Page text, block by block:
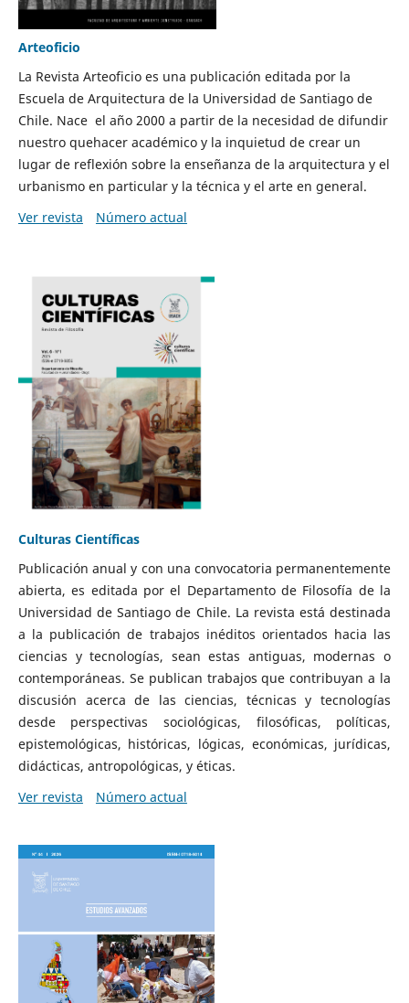
Arteoficio
La Revista Arteoficio es una publicación editada por la
Escuela de Arquitectura de la Universidad de Santiago de
Chile. Nace el año 2000 a partir de la necesidad de difundir
nuestro quehacer académico y la inquietud de crear un
lugar de reflexión sobre la enseñanza de la arquitectura y el
urbanismo en particular y la técnica y el arte en general.
Ver revista
Número actual
Culturas Científicas
Publicación anual y con una convocatoria permanentemente
abierta, es editada por el Departamento de Filosofía de la
Universidad de Santiago de Chile. La revista está destinada
a la publicación de trabajos inéditos orientados hacia las
ciencias y tecnologías, sean estas antiguas, modernas o
contemporáneas. Se publican trabajos que contribuyan a la
discusión acerca de las ciencias, técnicas y tecnologías
desde perspectivas sociológicas, filosóficas, políticas,
epistemológicas, históricas, lógicas, económicas, jurídicas,
didácticas, antropológicas, y éticas.
Ver revista
Número actual